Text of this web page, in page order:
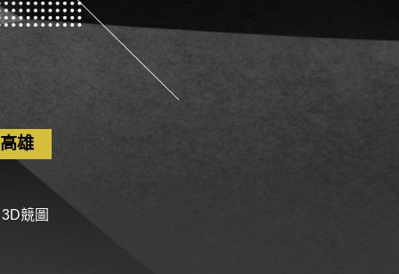
高雄
3D競圖